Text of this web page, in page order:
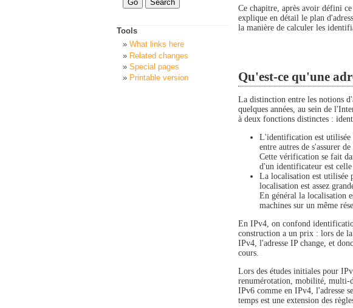
Ce chapitre, après avoir défini
explique en détail le plan
la manière de calculer les
Qu'est-ce qu'une
La distinction entre les notions
quelques années, au sein de
à deux fonctions distinctes :
L'identification est utilisée
entre autres de s'assurer
Cette vérification se fait
d'un identificateur est
La localisation est utilisée
localisation est assez
En général la localisation
machines sur un même
En IPv4, on confond
construction a un prix : lors de
IPv4, l'adresse IP change, et
cours.
Lors des études initiales pour
renumérotation, mobilité, multi-
IPv6 comme en IPv4, l'adresse
temps est une extension des
Tools
What links here
Related changes
Special pages
Printable version